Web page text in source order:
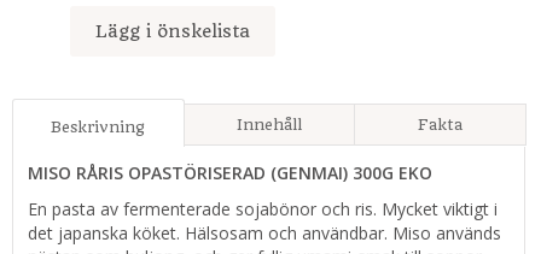
Lägg i önskelista
Beskrivning Innehåll Fakta
MISO RÅRIS OPASTÖRISERAD (GENMAI) 300G EKO
En pasta av fermenterade sojabönor och ris. Mycket viktigt i
det japanska köket. Hälsosam och användbar. Miso används